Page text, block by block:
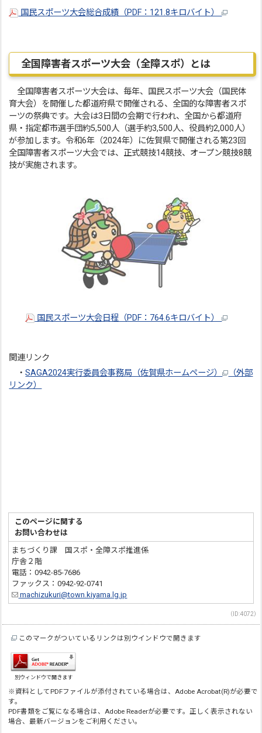
国民スポーツ大会総合成績（PDF：121.8キロバイト）
全国障害者スポーツ大会（全障スポ）とは
全国障害者スポーツ大会は、毎年、国民スポーツ大会（国民体
育大会）を開催した都道府県で開催される、全国的な障害者スポ
ーツの祭典です。大会は3日間の会期で行われ、全国から都道府
県・指定都市選手団約5,500人（選手約3,500人、役員約2,000人）
が参加します。令和6年（2024年）に佐賀県で開催される第23回
全国障害者スポーツ大会では、正式競技14競技、オープン競技8競
技が実施されます。
国民スポーツ大会日程（PDF：764.6キロバイト）
関連リンク
・SAGA2024実行委員会事務局（佐賀県ホームページ）
（外部
リンク）
このページに関する
お問い合わせは
まちづくり課 国スポ・全障スポ推進係
庁舎２階
電話：0942-85-7686
ファックス：0942-92-0741
machizukuri@town.kiyama.lg.jp
（ID:4072）
このマークがついているリンクは別ウインドウで開きます
別ウィンドウで開きます
※資料としてPDFファイルが添付されている場合は、Adobe Acrobat(R)が必要で
す。
PDF書類をご覧になる場合は、Adobe Readerが必要です。正しく表示されない
場合、最新バージョンをご利用ください。